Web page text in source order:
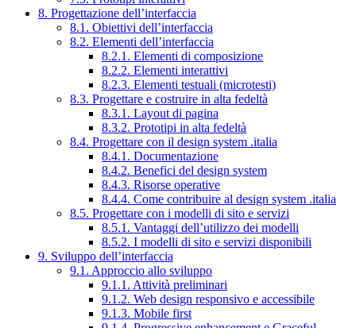
8. Progettazione dell’interfaccia
8.1. Obiettivi dell’interfaccia
8.2. Elementi dell’interfaccia
8.2.1. Elementi di composizione
8.2.2. Elementi interattivi
8.2.3. Elementi testuali (microtesti)
8.3. Progettare e costruire in alta fedeltà
8.3.1. Layout di pagina
8.3.2. Prototipi in alta fedeltà
8.4. Progettare con il design system .italia
8.4.1. Documentazione
8.4.2. Benefici del design system
8.4.3. Risorse operative
8.4.4. Come contribuire al design system .italia
8.5. Progettare con i modelli di sito e servizi
8.5.1. Vantaggi dell’utilizzo dei modelli
8.5.2. I modelli di sito e servizi disponibili
9. Sviluppo dell’interfaccia
9.1. Approccio allo sviluppo
9.1.1. Attività preliminari
9.1.2. Web design responsivo e accessibile
9.1.3. Mobile first